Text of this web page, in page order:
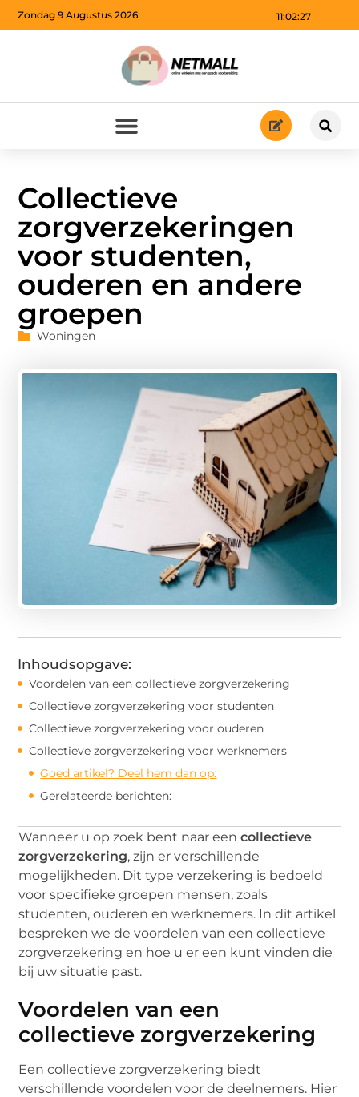
11:02:28
Zondag 9 Augustus 2026
Collectieve
zorgverzekeringen
voor studenten,
ouderen en andere
groepen
Woningen
Inhoudsopgave:
Voordelen van een collectieve zorgverzekering
Collectieve zorgverzekering voor studenten
Collectieve zorgverzekering voor ouderen
Collectieve zorgverzekering voor werknemers
Goed artikel? Deel hem dan op:
Gerelateerde berichten:
Wanneer u op zoek bent naar eencollectieve
zorgverzekering, zijn er verschillende
mogelijkheden. Dit type verzekering is bedoeld
voor specifieke groepen mensen, zoals
studenten, ouderen en werknemers. In dit artikel
bespreken we de voordelen van een collectieve
zorgverzekering en hoe u er een kunt vinden die
bij uw situatie past.
Voordelen van een
collectieve zorgverzekering
Een collectieve zorgverzekering biedt
verschillende voordelen voor de deelnemers. Hier